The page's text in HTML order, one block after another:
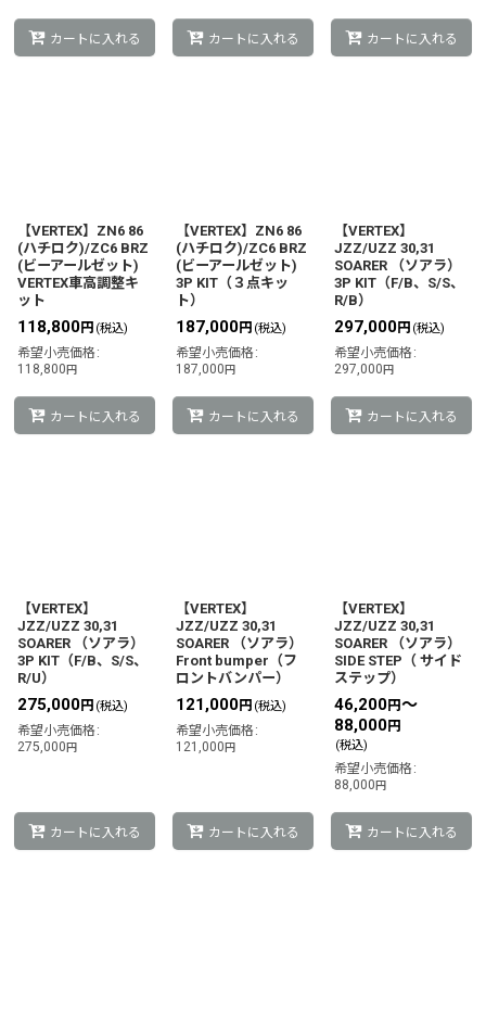
カートに入れる カートに入れる カートに入れる
【VERTEX】ZN6 86
(ハチロク)/ZC6 BRZ
(ビーアールゼット)
VERTEX車高調整キ
ット
118,800円 (税込)
希望小売価格 :
118,800円
カートに入れる
【VERTEX】ZN6 86
(ハチロク)/ZC6 BRZ
(ビーアールゼット)
3P KIT（３点キッ
ト）
187,000円 (税込)
希望小売価格 :
187,000円
カートに入れる
【VERTEX】
JZZ/UZZ 30,31
SOARER （ソアラ）
3P KIT（F/B、S/S、
R/B）
297,000円 (税込)
希望小売価格 :
297,000円
カートに入れる
【VERTEX】
JZZ/UZZ 30,31
SOARER （ソアラ）
3P KIT（F/B、S/S、
R/U）
275,000円 (税込)
希望小売価格 :
275,000円
カートに入れる
【VERTEX】
JZZ/UZZ 30,31
SOARER （ソアラ）
Front bumper（フ
ロントバンパー）
121,000円 (税込)
希望小売価格 :
121,000円
カートに入れる
【VERTEX】
JZZ/UZZ 30,31
SOARER （ソアラ）
SIDE STEP（ サイド
ステップ）
46,200円～
88,000円
(税込)
希望小売価格 :
88,000円
カートに入れる